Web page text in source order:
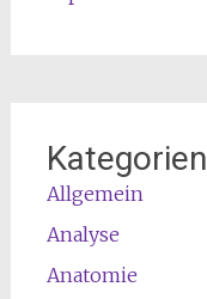
Kategorien
Allgemein
Analyse
Anatomie